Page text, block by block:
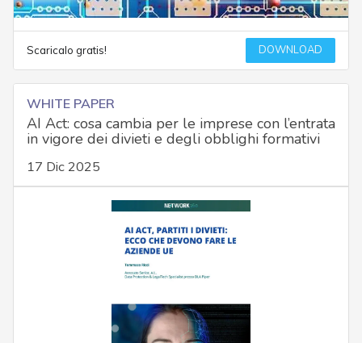
Scaricalo gratis! DOWNLOAD
WHITE PAPER
AI Act: cosa cambia per le imprese con l’entrata
in vigore dei divieti e degli obblighi formativi
17 Dic 2025